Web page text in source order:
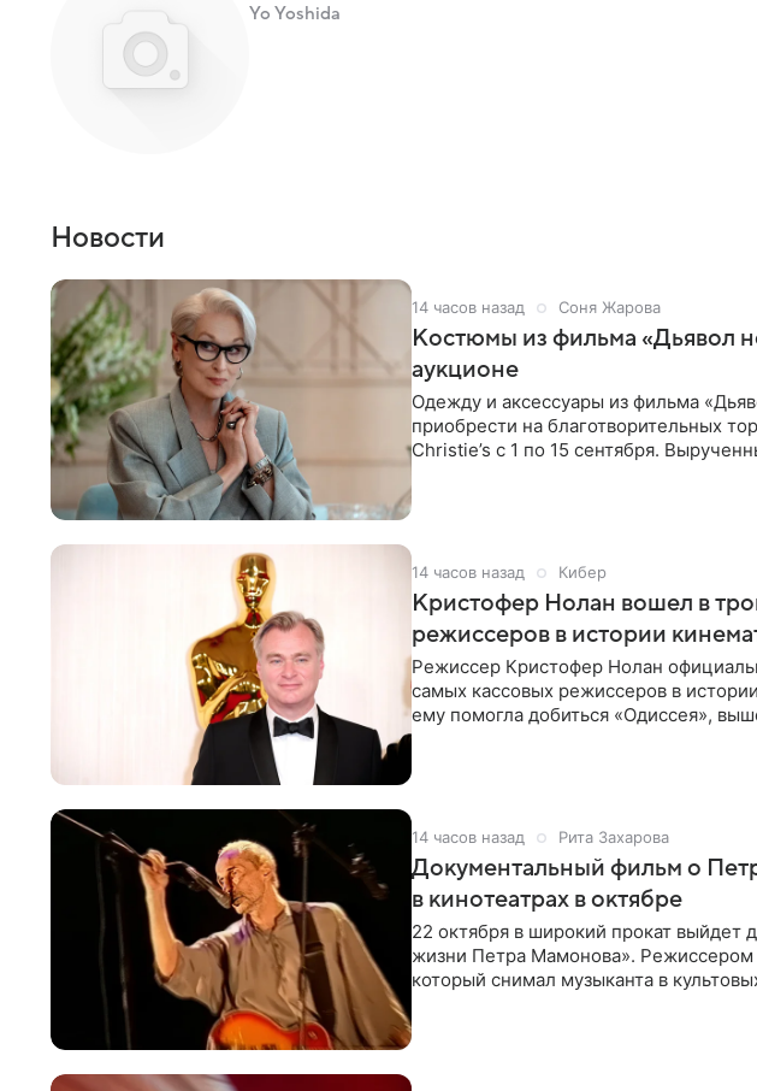
Yo Yoshida
Новости
14 часов назад Соня Жарова
Костюмы из фильма «Дьявол
аукционе
Одежду и аксессуары из фильма
приобрести на благотворительных
Christie’s с 1 по 15 сентября.
14 часов назад Кибер
Кристофер Нолан вошел в
режиссеров в истории
Режиссер Кристофер Нолан
самых кассовых режиссеров в
ему помогла добиться «Одиссея»,
14 часов назад Рита Захарова
Документальный фильм о
в кинотеатрах в октябре
22 октября в широкий прокат
жизни Петра Мамонова». Режиссером
который снимал музыканта в